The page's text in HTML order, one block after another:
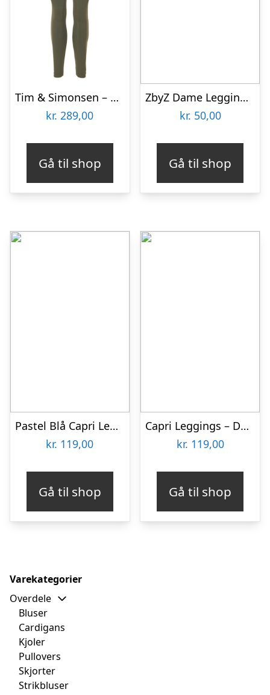
Tim & Simonsen – Saga Plus size legging Oliven
kr. 289,00
Gå til shop
ZbyZ Dame Leggings Plus Size – Print 7 – 2XL/3XL
kr. 50,00
Gå til shop
Pastel Blå Capri Leggings – Powder Blue
kr. 119,00
Gå til shop
Capri Leggings – Dark Olive
kr. 119,00
Gå til shop
Varekategorier
Overdele
Bluser
Cardigans
Kjoler
Pullovers
Skjorter
Strikbluser